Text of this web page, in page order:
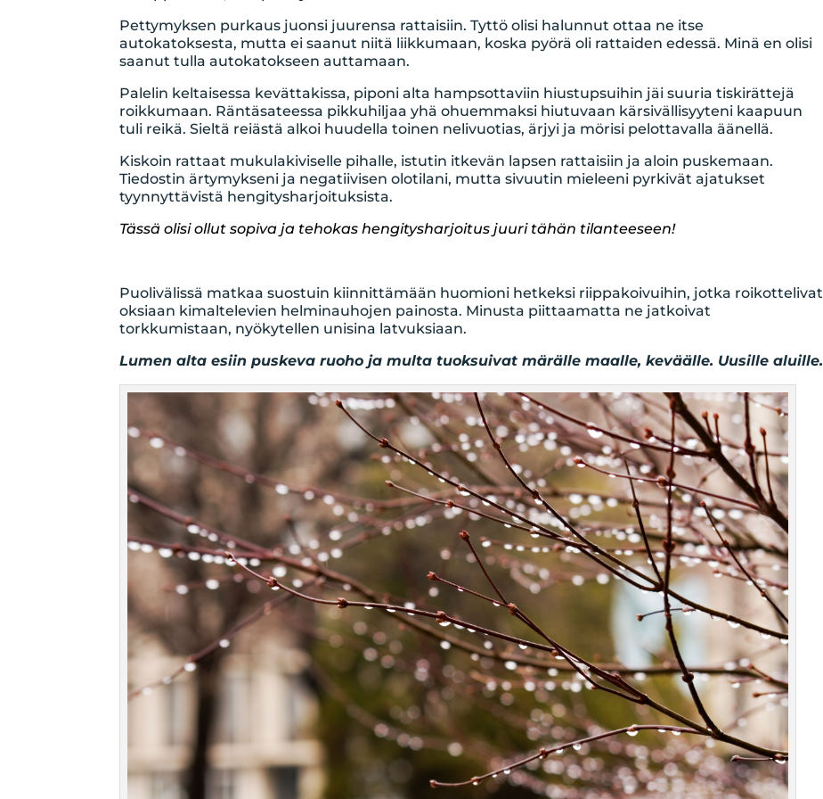
Pettymyksen purkaus juonsi juurensa rattaisiin. Tyttö olisi halunnut ottaa ne itse
autokatoksesta, mutta ei saanut niitä liikkumaan, koska pyörä oli rattaiden edessä. Minä en olisi
saanut tulla autokatokseen auttamaan.
Palelin keltaisessa kevättakissa, piponi alta hampsottaviin hiustupsuihin jäi suuria tiskirättejä
roikkumaan. Räntäsateessa pikkuhiljaa yhä ohuemmaksi hiutuvaan kärsivällisyyteni kaapuun
tuli reikä. Sieltä reiästä alkoi huudella toinen nelivuotias, ärjyi ja mörisi pelottavalla äänellä.
Kiskoin rattaat mukulakiviselle pihalle, istutin itkevän lapsen rattaisiin ja aloin puskemaan.
Tiedostin ärtymykseni ja negatiivisen olotilani, mutta sivuutin mieleeni pyrkivät ajatukset
tyynnyttävistä hengitysharjoituksista.
Tässä olisi ollut sopiva ja tehokas hengitysharjoitus juuri tähän tilanteeseen!
Puolivälissä matkaa suostuin kiinnittämään huomioni hetkeksi riippakoivuihin, jotka roikottelivat
oksiaan kimaltelevien helminauhojen painosta. Minusta piittaamatta ne jatkoivat
torkkumistaan, nyökytellen unisina latvuksiaan.
Lumen alta esiin puskeva ruoho ja multa tuoksuivat märälle maalle, keväälle. Uusille aluille.